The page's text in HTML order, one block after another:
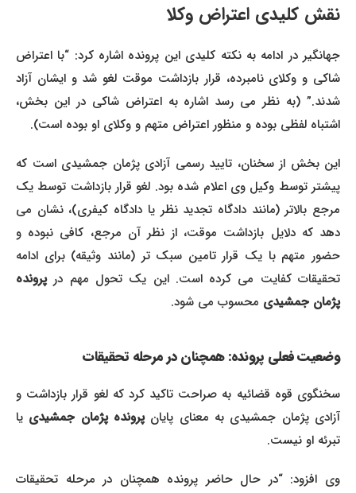
نقش کلیدی اعتراض وکلا
جهانگیر در ادامه به نکته کلیدی این پرونده اشاره کرد: “با اعتراض
شاکی و وکلای نامبرده، قرار بازداشت موقت لغو شد و ایشان آزاد
شدند.” (به نظر می رسد اشاره به اعتراض شاکی در این بخش،
اشتباه لفظی بوده و منظور اعتراض متهم و وکلای او بوده است).
این بخش از سخنان، تایید رسمی آزادی پژمان جمشیدی است که
پیشتر توسط وکیل وی اعلام شده بود. لغو قرار بازداشت توسط یک
مرجع بالاتر (مانند دادگاه تجدید نظر یا دادگاه کیفری)، نشان می
دهد که دلایل بازداشت موقت، از نظر آن مرجع، کافی نبوده و
حضور متهم با یک قرار تامین سبک تر (مانند وثیقه) برای ادامه
تحقیقات کفایت می کرده است. این یک تحول مهم در پرونده
پژمان جمشیدیمحسوب می شود.
وضعیت فعلی پرونده: همچنان در مرحله تحقیقات
سخنگوی قوه قضائیه به صراحت تاکید کرد که لغو قرار بازداشت و
آزادی پژمان جمشیدی به معنای پایانپرونده پژمان جمشیدییا
تبرئه او نیست.
وی افزود: “در حال حاضر پرونده همچنان در مرحله تحقیقات